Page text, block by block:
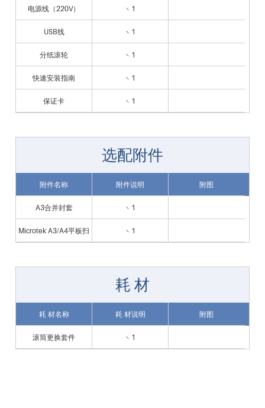
电源线（220V） × 1
USB线 × 1
分纸滚轮 × 1
快速安装指南 × 1
保证卡 × 1
选配附件
附件名称 附件说明 附图
A3合并封套 × 1
Microtek A3/A4平板扫 × 1
耗 材
耗 材名称 耗 材说明 附图
滚筒更换套件 × 1